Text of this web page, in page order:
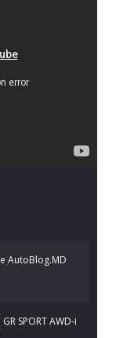
AutoBlog.MD
SPORT AWD-i